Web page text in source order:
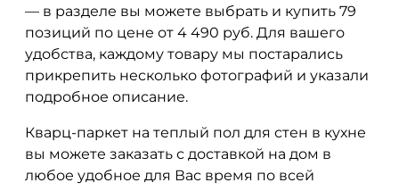
— в разделе вы можете выбрать и купить 79
позиций по цене от 4 490 руб. Для вашего
удобства, каждому товару мы постарались
прикрепить несколько фотографий и указали
подробное описание.
Кварц-паркет на теплый пол для стен в кухне
вы можете заказать с доставкой на дом в
любое удобное для Вас время по всей